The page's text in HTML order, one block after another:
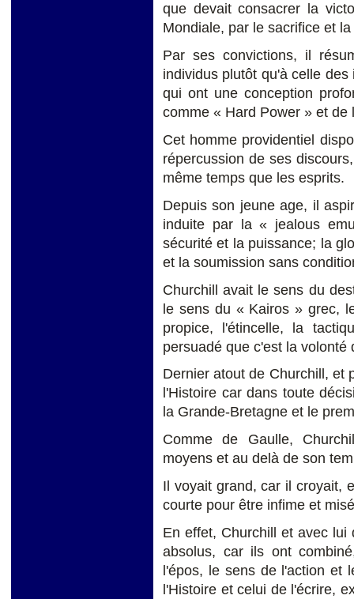
que devait consacrer la
Mondiale, par le sacrifice et
Par ses convictions, il
individus plutôt qu'à celle
qui ont une conception
comme « Hard Power » et
Cet homme providentiel
répercussion de ses
même temps que les esprits.
Depuis son jeune age, il
induite par la « jealous
sécurité et la puissance; la
et la soumission sans
Churchill avait le sens du
le sens du « Kairos » grec,
propice, l'étincelle, la
persuadé que c'est la
Dernier atout de Churchill, et
l'Histoire car dans toute
la Grande-Bretagne et le
Comme de Gaulle,
moyens et au delà de son
Il voyait grand, car il croyait,
courte pour être infime et
En effet, Churchill et avec
absolus, car ils ont
l'épos, le sens de l'action et
l'Histoire et celui de l'écrire,